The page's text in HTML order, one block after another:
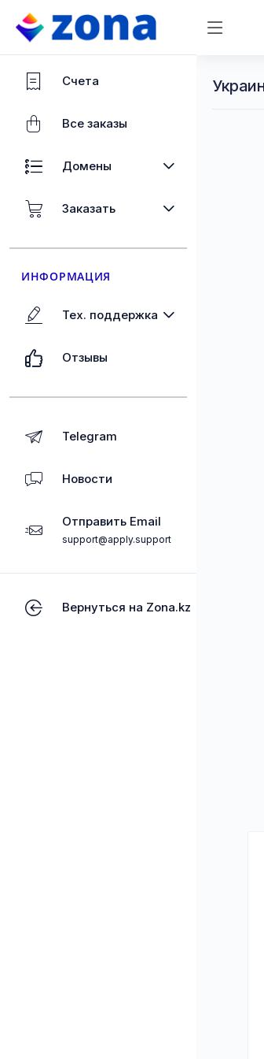
Счета
Все заказы
Домены
Заказать
ИНФОРМАЦИЯ
Тех. поддержка
Отзывы
Telegram
Новости
Отправить Email
support@apply.support
Вернуться на Zona.kz